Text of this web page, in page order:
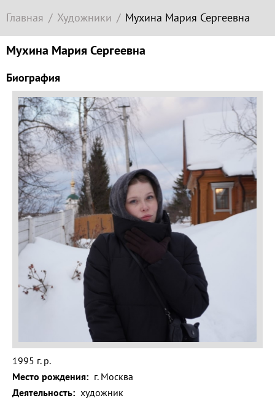
Главная Художники Мухина Мария Сергеевна
Мухина Мария Сергеевна
Биография
1995 г. р.
Место рождения: г. Москва
Деятельность: художник
зарубежное
Левитана
Заречье
Набережная
Торговая
площадь
Верхний
Плёс
левый берег
Время
картине